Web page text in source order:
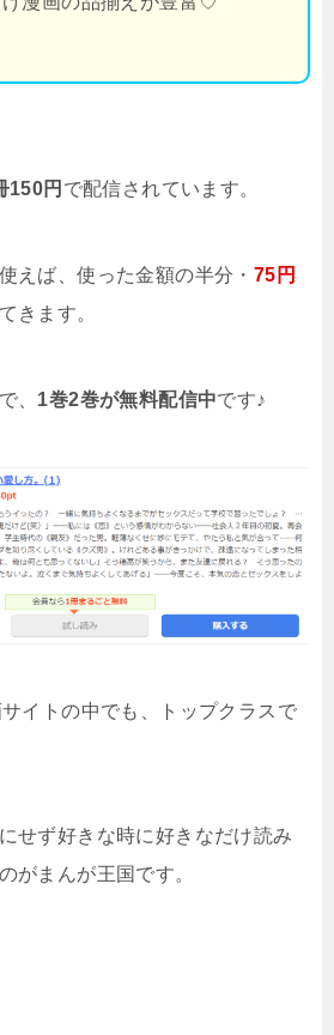
150円 で配信されています。
えば、使った金額の半分・ 75円
きます。
、 1巻2巻が無料配信中です♪
イトの中でも、トップクラスで
せず好きな時に好きなだけ読み
がまんが王国です。